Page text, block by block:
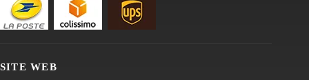
SITE WEB